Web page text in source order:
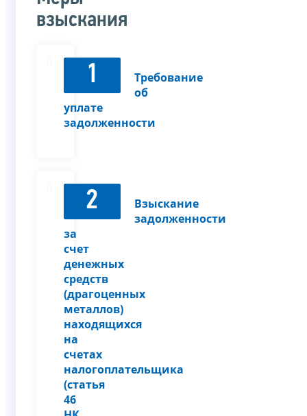
взыскания
1
Требование
об
уплате
задолженности
2
Взыскание
задолженности
за
счет
денежных
средств
(драгоценных
металлов)
находящихся
на
счетах
налогоплательщика
(статья
46